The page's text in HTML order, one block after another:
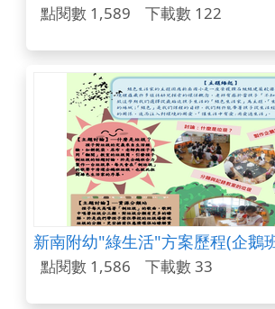
點閱數 1,589 下載數 122
新南附幼"綠生活"方案歷程(企鵝
點閱數 1,586 下載數 33